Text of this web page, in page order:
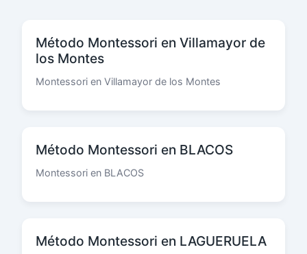
Método Montessori en Villamayor de
los Montes
Montessori en Villamayor de los Montes
Método Montessori en BLACOS
Montessori en BLACOS
Método Montessori en LAGUERUELA